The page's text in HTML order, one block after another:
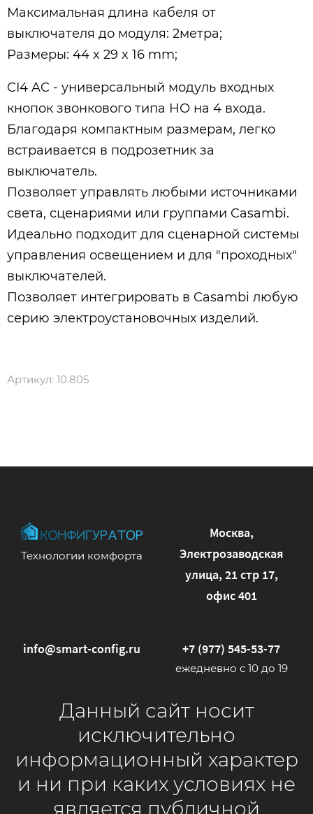
Максимальная длина кабеля от
выключателя до модуля: 2метра;
Размеры: 44 x 29 x 16 mm;
CI4 AC - универсальный модуль входных
кнопок звонкового типа НО на 4 входа.
Благодаря компактным размерам, легко
встраивается в подрозетник за
выключатель.
Позволяет управлять любыми источниками
света, сценариями или группами Casambi.
Идеально подходит для сценарной системы
управления освещением и для "проходных"
выключателей.
Позволяет интегрировать в Casambi любую
серию электроустановочных изделий.
Артикул: 10.805
Технологии комфорта
Москва,
Электрозаводская
улица, 21 стр 17,
офис 401
info@smart-config.ru +7 (977) 545-53-77
ежедневно с 10 до 19
Данный сайт носит
исключительно
информационный характер
и ни при каких условиях не
является публичной